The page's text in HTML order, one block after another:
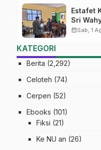
Estafet
Sri
MTs
calendar_monthSab, 1
KATEGORI
Berita (2,292)
Celoteh (74)
Cerpen (52)
Ebooks (101)
Fiksi (21)
Ke NU an (26)